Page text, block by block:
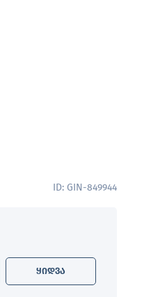
ID: GIN-849944
ყიდვა